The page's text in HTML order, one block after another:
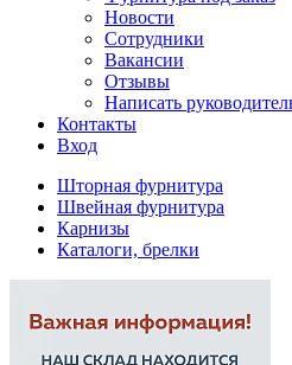
Новости
Сотрудники
Вакансии
Отзывы
Написать
Контакты
Вход
Шторная фурнитура
Швейная фурнитура
Карнизы
Каталоги, брелки